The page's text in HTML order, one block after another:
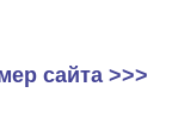
сайта >>>